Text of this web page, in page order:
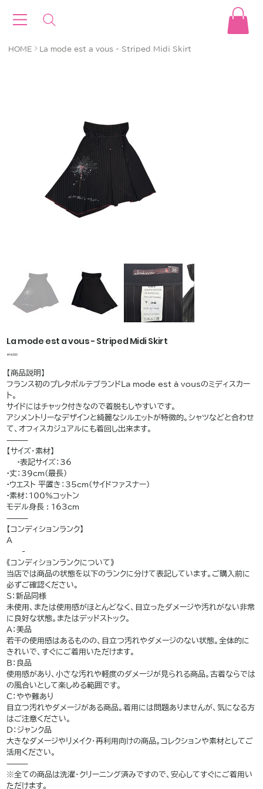
HOME > La mode est a vous - Striped Midi Skirt
La mode est a vous - Striped Midi Skirt
価
￥14,990
【商品説明】
フランス初のプレタポルテブランドLa mode est à vousのミディスカー
ト。
サイドにはチャック付きなので着脱もしやすいです。
アシメントリーなデザインと綺麗なシルエットが特徴的。シャツなどと合わせ
て、オフィスカジュアルにも着回し出来ます。
⸻
【サイズ・素材】
•表記サイズ：36
•丈：39cm(最長)
•ウエスト 平置き：35cm(サイドファスナー)
•素材：100%コットン
モデル身長 : 163cm
⸻
【コンディションランク】
A
——-
《コンディションランクについて》
当店では商品の状態を以下のランクに分けて表記しています。ご購入前に
必ずご確認ください。
S：新品同様
未使用、または使用感がほとんどなく、目立ったダメージや汚れがない非常
に良好な状態。またはデッドストック。
A：美品
若干の使用感はあるものの、目立つ汚れやダメージのない状態。全体的に
きれいで、すぐにご着用いただけます。
B：良品
使用感があり、小さな汚れや軽度のダメージが見られる商品。古着ならでは
の風合いとして楽しめる範囲です。
C：やや難あり
目立つ汚れやダメージがある商品。着用には問題ありませんが、気になる方
はご注意ください。
D：ジャンク品
大きなダメージやリメイク・再利用向けの商品。コレクションや素材としてご
活用ください。
⸻
※全ての商品は洗濯・クリーニング済みですので、安心してすぐにご着用い
ただけます。